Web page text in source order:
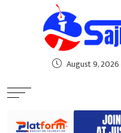
sweet bonanza
August 9, 2026